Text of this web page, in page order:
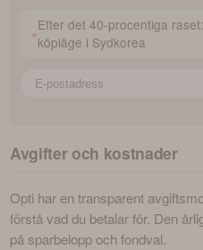
•Efter det 40-procentiga
köpläge i Sydkorea
Avgifter och kostnader
Opti har en transparent
förstå vad du betalar för. Den
på sparbelopp och fondval.